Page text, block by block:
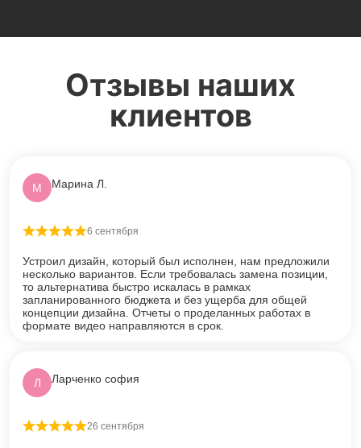
Отзывы наших
клиентов
М Марина Л.
Оценка5из 5
6 сентября
Устроил дизайн, который был исполнен, нам предложили
несколько вариантов. Если требовалась замена позиции,
то альтернатива быстро искалась в рамках
запланированного бюджета и без ущерба для общей
концепции дизайна. Отчеты о проделанных работах в
формате видео направляются в срок.
Л Ларченко софия
Оценка5из 5
26 сентября